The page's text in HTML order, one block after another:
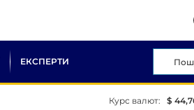
ЕКСПЕРТИ
Курс валют: $